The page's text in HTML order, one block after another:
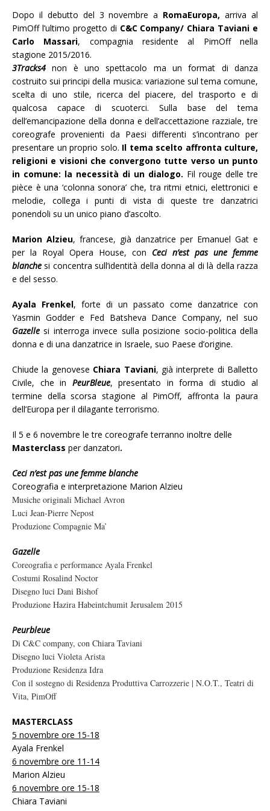
Dopo il debutto del 3 novembre a RomaEuropa, arriva al
PimOff l’ultimo progetto di C&C Company/ Chiara Taviani e
Carlo Massari, compagnia residente al PimOff nella
stagione 2015/2016.
3Tracks4 non è uno spettacolo ma un format di danza
costruito sui principi della musica: variazione sul tema comune,
scelta di uno stile, ricerca del piacere, del trasporto e di
qualcosa capace di scuoterci. Sulla base del tema
dell’emancipazione della donna e dell’accettazione razziale, tre
coreografe provenienti da Paesi differenti s’incontrano per
presentare un proprio solo. Il tema scelto affronta culture,
religioni e visioni che convergono tutte verso un punto
in comune: la necessità di un dialogo. Fil rouge delle tre
pièce è una ‘colonna sonora’ che, tra ritmi etnici, elettronici e
melodie, collega i punti di vista di queste tre danzatrici
ponendoli su un unico piano d’ascolto.
Marion Alzieu, francese, già danzatrice per Emanuel Gat e
per la Royal Opera House, con Ceci n’est pas une femme
blanche si concentra sull’identità della donna al di là della razza
e del sesso.
Ayala Frenkel, forte di un passato come danzatrice con
Yasmin Godder e Fed Batsheva Dance Company, nel suo
Gazelle si interroga invece sulla posizione socio-politica della
donna e di una danzatrice in Israele, suo Paese d’origine.
Chiude la genovese Chiara Taviani, già interprete di Balletto
Civile, che in PeurBleue, presentato in forma di studio al
termine della scorsa stagione al PimOff, affronta la paura
dell’Europa per il dilagante terrorismo.
Il 5 e 6 novembre le tre coreografe terranno inoltre delle
Masterclass per danzatori.
Ceci n’est pas une femme blanche
Coreografia e interpretazione Marion Alzieu
Musiche originali Michael Avron
Luci Jean-Pierre Nepost
Produzione Compagnie Ma’
Gazelle
Coreografia e performance Ayala Frenkel
Costumi Rosalind Noctor
Disegno luci Dani Bishof
Produzione Hazira Habeintchumit Jerusalem 2015
Peurbleue
Di C&C company, con Chiara Taviani
Disegno luci Violeta Arista
Produzione Residenza Idra
Con il sostegno di Residenza Produttiva Carrozzerie | N.O.T., Teatri di
Vita, PimOff
MASTERCLASS
5 novembre ore 15-18
Ayala Frenkel
6 novembre ore 11-14
Marion Alzieu
6 novembre ore 15-18
Chiara Taviani